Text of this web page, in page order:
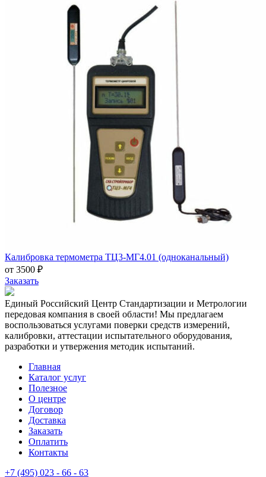
Калибровка термометра ТЦ3-МГ4.01 (одноканальный)
от 3500 ₽
Заказать
Единый Российский Центр Стандартизации и Метрологии
передовая компания в своей области! Мы предлагаем
воспользоваться услугами поверки средств измерений,
калибровки, аттестации испытательного оборудования,
разработки и утвержения методик испытаний.
Главная
Каталог услуг
Полезное
О центре
Договор
Доставка
Заказать
Оплатить
Контакты
+7 (495) 023 - 66 - 63